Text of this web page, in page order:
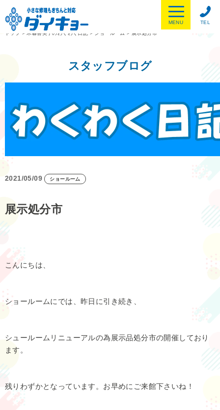
TEL
MENU
トップ
> 木暮喜美子のわくわく日記 > ショールーム > 展示処分市
スタッフブログ
2021/05/09 ショールーム
展示処分市
こんにちは、
ショールームにでは、昨日に引き続き、
シュールームリニューアルの為展示品処分市の開催しており
ます。
残りわずかとなっています。お早めにご来館下さいね！